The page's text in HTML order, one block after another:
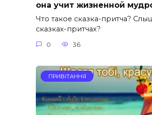
она учит жизненной
Что такое сказка-притча?
сказках-притчах?
0 36
ПРИВІТАННЯ